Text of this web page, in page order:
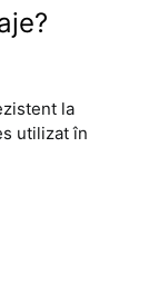
la
utilizat în